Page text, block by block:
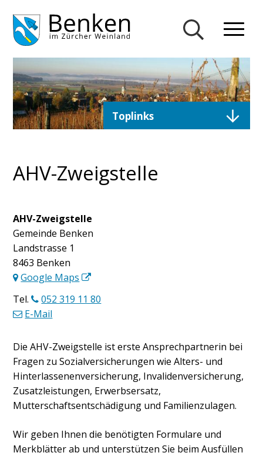
Navigieren in Gemeinde
Schnellnavigation
Direktzugriffe
Toplinks
AHV-Zweigstelle
Adresse
AHV-Zweigstelle
Gemeinde Benken
Landstrasse 1
8463 Benken
Google Maps
Tel.
052 319 11 80
E-Mail
Beschreibung AHV-Zweigstelle
Die AHV-Zweigstelle ist erste Ansprechpartnerin bei
Fragen zu Sozialversicherungen wie Alters- und
Hinterlassenenversicherung, Invalidenversicherung,
Zusatzleistungen, Erwerbsersatz,
Mutterschaftsentschädigung und Familienzulagen.
Wir geben Ihnen die benötigten Formulare und
Merkblätter ab und unterstützen Sie beim Ausfüllen